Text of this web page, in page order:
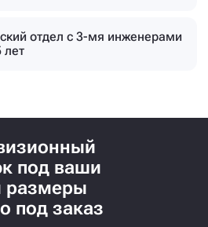
отдел с 3-мя инженерами
лет
под ваши
размеры
под заказ